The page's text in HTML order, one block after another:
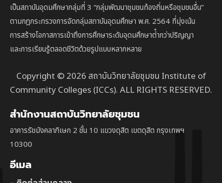
เป็นสถาบันอุดมศึกษากลุ่มที่ 3 “กลุ่มพัฒนาชุมชนท้องถิ่นหรือชุมชนอื่น”
ตามกฎกระทรวงการจัดกลุ่มสถาบันอุดมศึกษา พ.ศ. 2564 ที่มุ่งเน้น
การสร้างโอกาสการเข้าถึงการศึกษาระดับอุดมศึกษาต่ํากว่าปริญญา
และการเรียนรู้ตลอดชีวิตด้วยรูปแบบหลากหลาย
Copyright © 2026 สถาบันวิทยาลัยชุมชน Institute of
Community Colleges (ICCs). ALL RIGHTS RESERVED.
สำนักงานสถาบันวิทยาลัยชุมชน
อาคารรัชมังคลาภิเษก 2 ชั้น 10 แขวงดุสิต เขตดุสิต กรุงเทพฯ
10300
อีเมล